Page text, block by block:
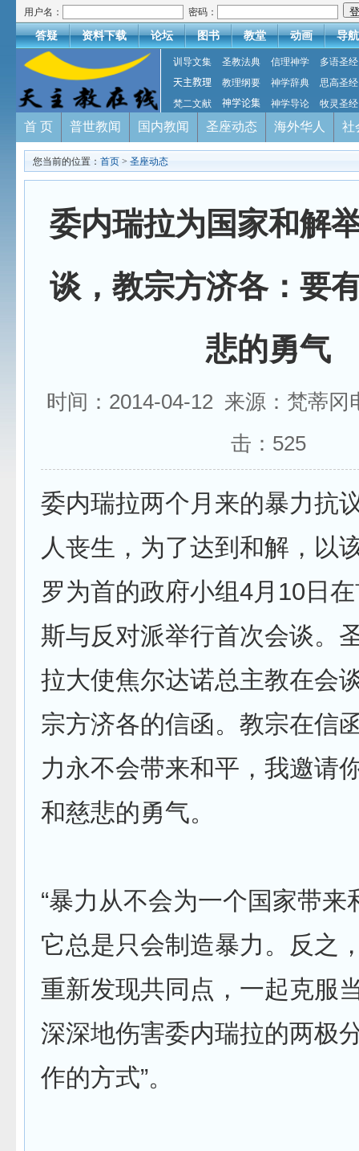
用户名： 密码：
答疑 资料下载 论坛 图书 教堂 动画 导航
训导文集 圣教法典 信理神学
多语圣经
天主教理
教理纲要 神学辞典
思高圣经
梵二文献
神学论集 神学导论 牧灵圣经
首 页 普世教闻 国内教闻 圣座动态 海外华人 社
您当前的位置： 首页 > 圣座动态
委内瑞拉为国家和解
谈，教宗方济各：要
悲的勇气
时间：2014-04-12 来源：梵蒂
击： 525
委内瑞拉两个月来的暴力抗
人丧生，为了达到和解，以
罗为首的政府小组4月10日
斯与反对派举行首次会谈。
拉大使焦尔达诺总主教在会
宗方济各的信函。教宗在信
力永不会带来和平，我邀请
和慈悲的勇气。
“暴力从不会为一个国家带来
它总是只会制造暴力。反之
重新发现共同点，一起克服
深深地伤害委内瑞拉的两极
作的方式”。